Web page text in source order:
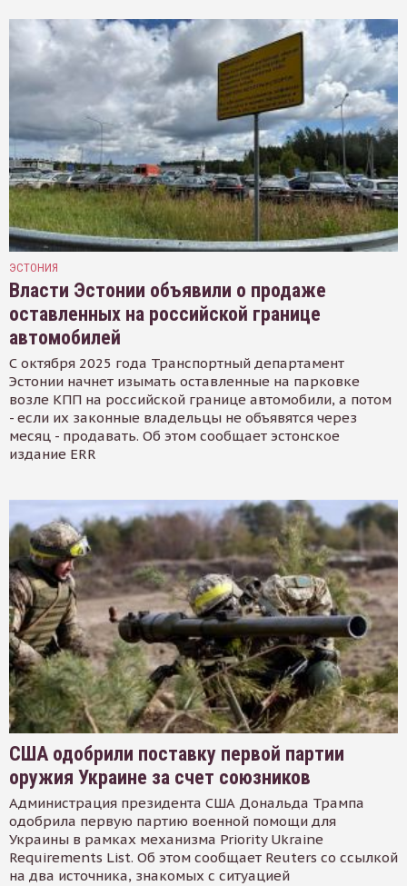
ЭСТОНИЯ
Власти Эстонии объявили о продаже
оставленных на российской границе
автомобилей
С октября 2025 года Транспортный департамент
Эстонии начнет изымать оставленные на парковке
возле КПП на российской границе автомобили, а потом
- если их законные владельцы не объявятся через
месяц - продавать. Об этом сообщает эстонское
издание ERR
США одобрили поставку первой партии
оружия Украине за счет союзников
Администрация президента США Дональда Трампа
одобрила первую партию военной помощи для
Украины в рамках механизма Priority Ukraine
Requirements List. Об этом сообщает Reuters со ссылкой
на два источника, знакомых с ситуацией